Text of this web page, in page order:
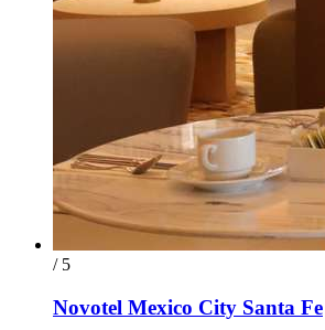
/ 5
Novotel Mexico City Santa Fe